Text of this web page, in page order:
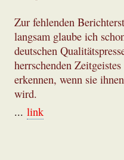
Zur fehlenden
langsam glaube ich
deutschen
herrschenden
erkennen, wenn sie
wird.
... link